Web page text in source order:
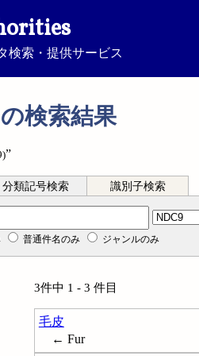
検索・提供サービス
検索結果
”
分類記号検索 識別子検索
普通件名のみ ジャンルのみ
3件中 1 - 3 件目
毛皮
← Fur